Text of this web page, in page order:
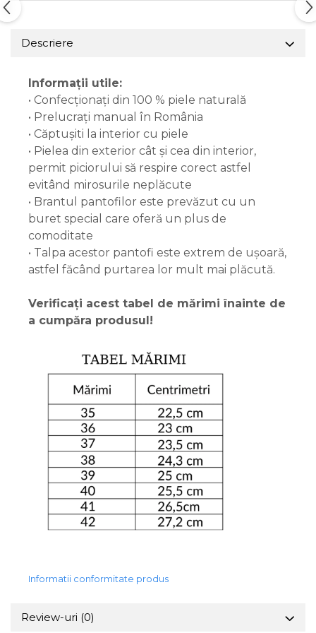
Descriere
Informații utile:
• Confecționați din 100 % piele naturală
• Prelucrați manual în România
• Căptușiti la interior cu piele
• Pielea din exterior cât și cea din interior,
permit piciorului să respire corect astfel
evitând mirosurile neplăcute
• Brantul pantofilor este prevăzut cu un
buret special care oferă un plus de
comoditate
• Talpa acestor pantofi este extrem de ușoară,
astfel făcând purtarea lor mult mai plăcută.
Verificați acest tabel de mărimi înainte de
a cumpăra produsul!
Informatii conformitate produs
Review-uri (0)